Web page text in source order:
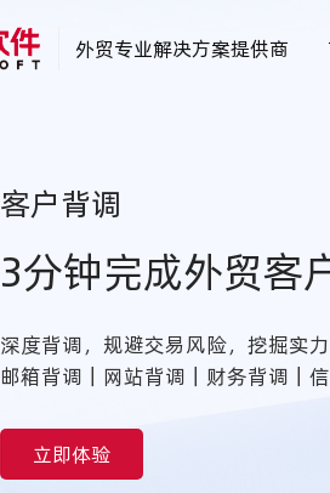
外贸专业解决方案提供商
客户背调
3分钟完成外贸客
深度背调，规避交易风险，挖掘实
邮箱背调｜网站背调｜财务背调｜
立即体验